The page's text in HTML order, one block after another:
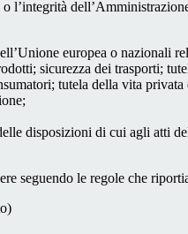
l’integrità
europea o nazionali
sicurezza dei trasporti;
tutela della vita
disposizioni di cui agli atti
seguendo le regole che